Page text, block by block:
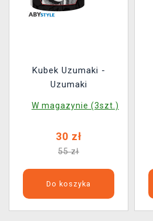
Kubek Uzumaki -
Uzumaki
W magazynie (3szt.)
30 zł
55 zł
Do koszyka